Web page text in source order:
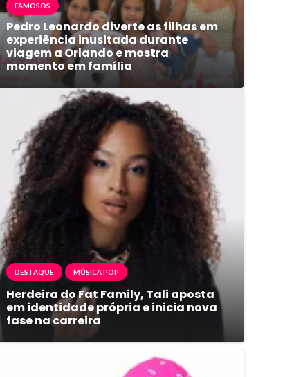
FAMOSOS
Pedro Leonardo diverte as filhas em
experiência inusitada durante
viagem a Orlando e mostra
momento em família
DESTAQUE MÚSICA POP
Herdeira do Fat Family, Tali aposta
em identidade própria e inicia nova
fase na carreira